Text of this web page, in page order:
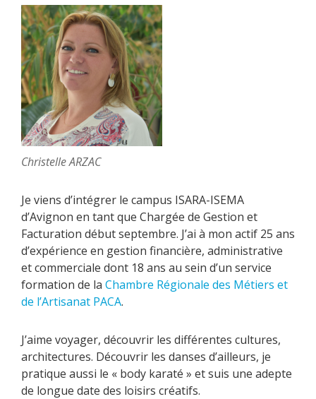
Christelle ARZAC
Je viens d’intégrer le campus ISARA-ISEMA
d’Avignon en tant que Chargée de Gestion et
Facturation début septembre. J’ai à mon actif 25 ans
d’expérience en gestion financière, administrative
et commerciale dont 18 ans au sein d’un service
formation de la Chambre Régionale des Métiers et
de l’Artisanat PACA.
J’aime voyager, découvrir les différentes cultures,
architectures. Découvrir les danses d’ailleurs, je
pratique aussi le « body karaté » et suis une adepte
de longue date des loisirs créatifs.